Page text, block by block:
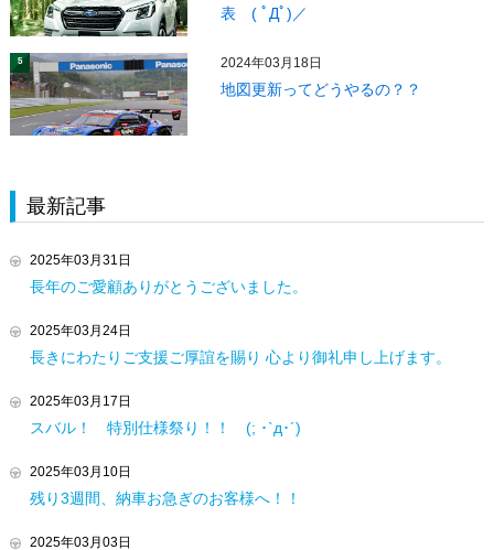
表 ( ﾟДﾟ)／
5 2024年03月18日
地図更新ってどうやるの？？
最新記事
2025年03月31日
長年のご愛顧ありがとうございました。
2025年03月24日
長きにわたりご支援ご厚誼を賜り 心より御礼申し上げます。
2025年03月17日
スバル！ 特別仕様祭り！！ (; ･`д･´)
2025年03月10日
残り3週間、納車お急ぎのお客様へ！！
2025年03月03日